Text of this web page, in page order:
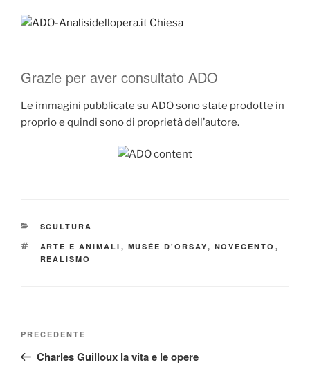
Grazie per aver consultato ADO
Le immagini pubblicate su ADO sono state prodotte in
proprio e quindi sono di proprietà dell’autore.
CATEGORIE
SCULTURA
TAG
ARTE E ANIMALI , MUSÉE D'ORSAY, NOVECENTO ,
REALISMO
Articolo
precedente:
PRECEDENTE
Charles Guilloux la vita e le opere